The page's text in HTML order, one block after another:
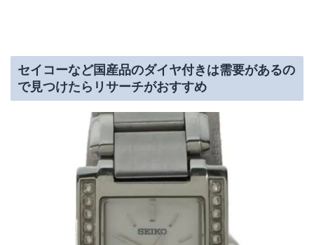
セイコーなど国産品のダイヤ付きは需要があるの
で見つけたらリサーチがおすすめ